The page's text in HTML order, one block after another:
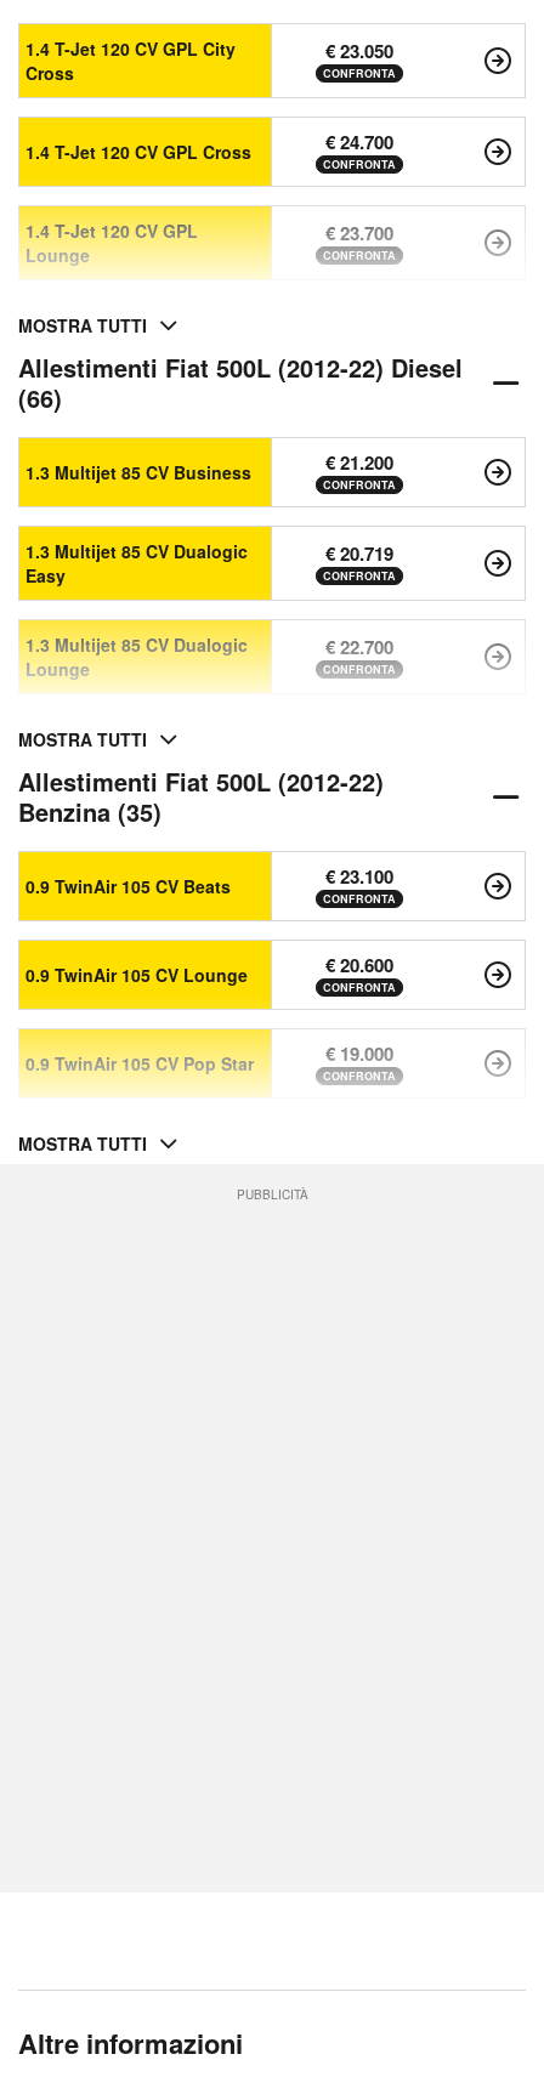
1.4 T-Jet 120 CV GPL City
Cross
€ 23.050
CONFRONTA
1.4 T-Jet 120 CV GPL Cross € 24.700
CONFRONTA
1.4 T-Jet 120 CV GPL
Lounge
€ 23.700
CONFRONTA
MOSTRA TUTTI
Allestimenti Fiat 500L (2012-22) Diesel
(66)
1.3 Multijet 85 CV Business € 21.200
CONFRONTA
1.3 Multijet 85 CV Dualogic
Easy
€ 20.719
CONFRONTA
1.3 Multijet 85 CV Dualogic
Lounge
€ 22.700
CONFRONTA
MOSTRA TUTTI
Allestimenti Fiat 500L (2012-22)
Benzina (35)
0.9 TwinAir 105 CV Beats € 23.100
CONFRONTA
0.9 TwinAir 105 CV Lounge € 20.600
CONFRONTA
0.9 TwinAir 105 CV Pop Star € 19.000
CONFRONTA
MOSTRA TUTTI
PUBBLICITÀ
Altre informazioni